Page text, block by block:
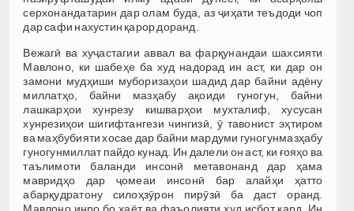
серхонандатарин дар олам буда, аз ҷиҳати теъдоди чоп
дар сафи нахустин қарор доранд.
Вежагӣ ва хуҷастагии аввал ва фарқунандаи шахсияти
Мавлоно, ки шабеҳе ба худ надорад ин аст, ки дар он
замони мудҳиши муборизаҳои шадид дар байни адёну
миллатҳо, байни мазҳабу ақоиди гуногун, байни
лашкарҳои хунрезу кишварҳои мухталиф, хусусан
хунрезиҳои шигифтангези чингизӣ, ӯ тавонист эҳтиром
ва маҳбубияти хосае дар байни мардуми гуногунмазҳабу
гуногунмиллат пайдо кунад. Ин далели он аст, ки ғояҳо ва
таълимоти баланди инсонӣ метавонанд дар ҳама
мавридҳо дар ҷомеаи инсонӣ бар алайҳи ҳатто
абарқудратону силоҳзӯрон пирӯзӣ ба даст оранд.